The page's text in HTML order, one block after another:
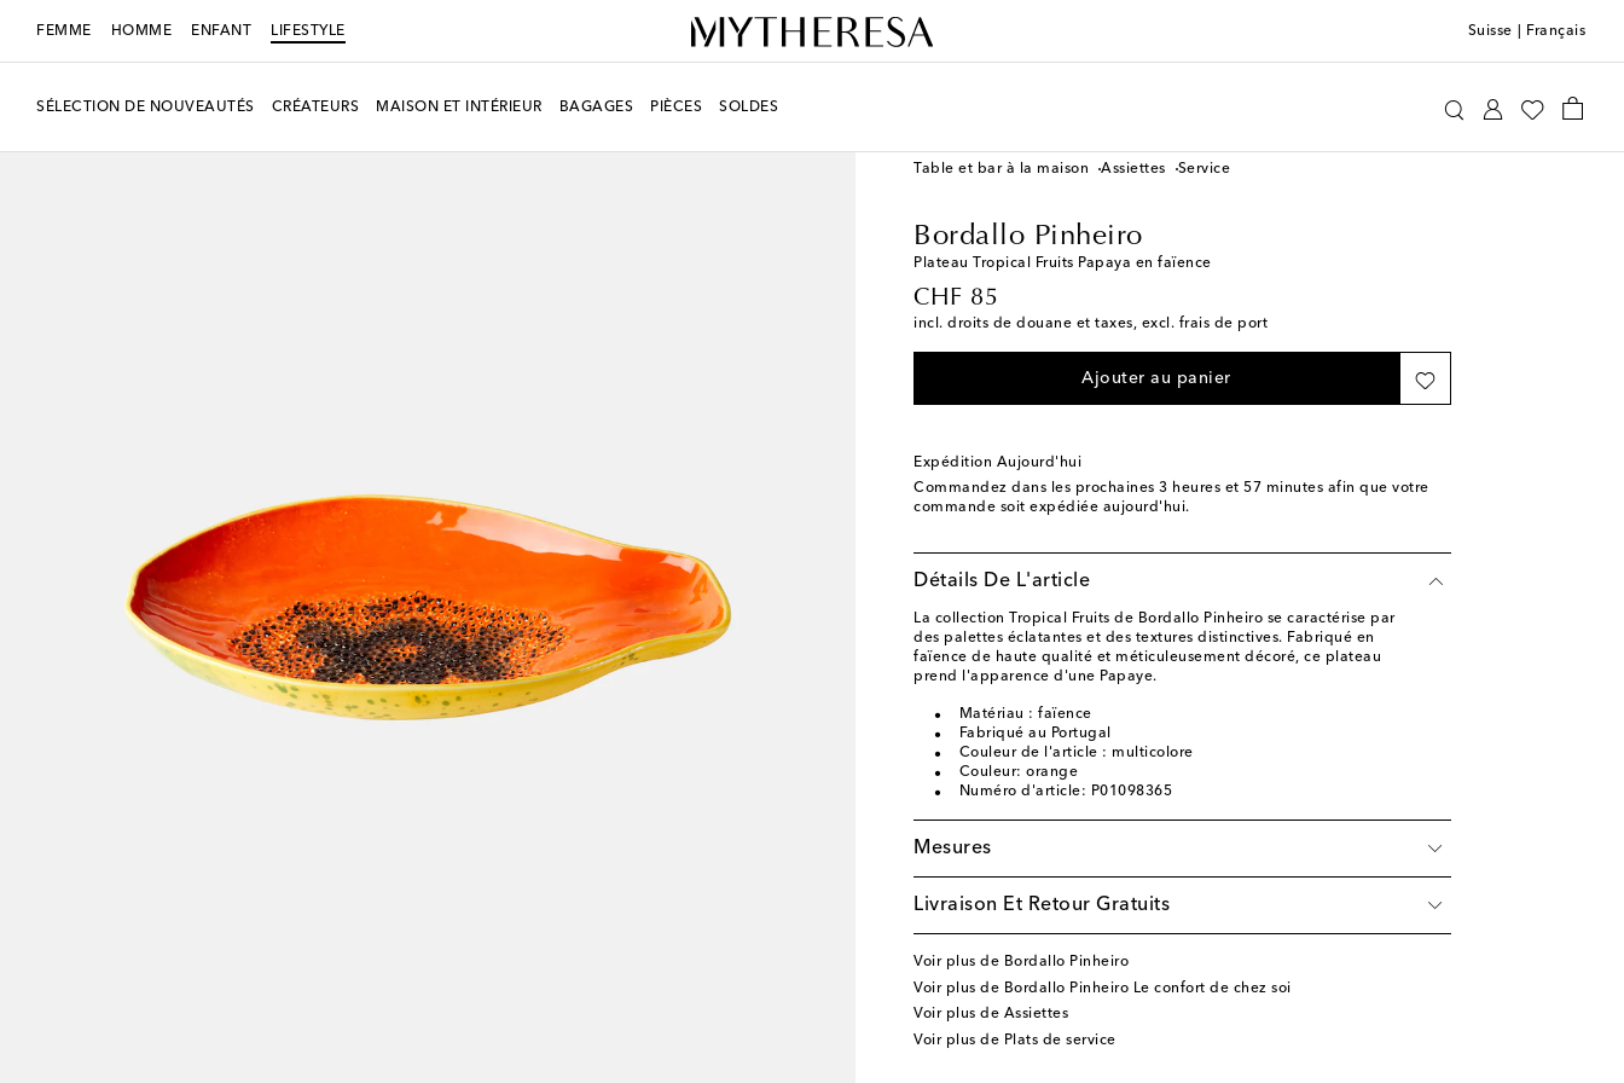
FEMME HOMME ENFANT LIFESTYLE Suisse Français
SÉLECTION DE NOUVEAUTÉS CRÉATEURS MAISON ET INTÉRIEUR BAGAGES PIÈCES SOLDES
Table et bar à la maison
Assiettes Service
Bordallo Pinheiro
Plateau Tropical Fruits Papaya en faïence
CHF 85
original price
incl. droits de douane et taxes, excl. frais de port
Ajouter au panier
Expédition Aujourd'hui
Commandez dans les prochaines 3 heures et 57 minutes afin que votre
commande soit expédiée aujourd'hui.
Détails De L'article
La collection Tropical Fruits de Bordallo Pinheiro se caractérise par
des palettes éclatantes et des textures distinctives. Fabriqué en
faïence de haute qualité et méticuleusement décoré, ce plateau
prend l'apparence d'une Papaye.
Matériau : faïence
Fabriqué au Portugal
Couleur de l'article : multicolore
Couleur: orange
Numéro d'article: P01098365
Mesures
Livraison Et Retour Gratuits
Voir plus de Bordallo Pinheiro
Voir plus de Bordallo Pinheiro Le confort de chez soi
Voir plus de Assiettes
Voir plus de Plats de service